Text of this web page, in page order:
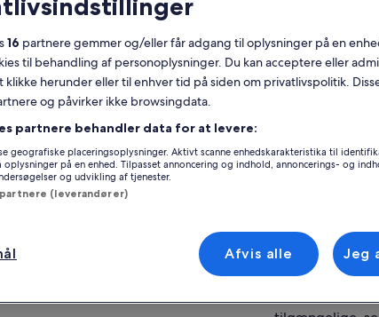
Udskrevet kupon
Øjeblikkelig
bekræftelse
Flere sprog
Maksimer tiden i Japan på en dagstur til Fuji-
bjerget og Hakone
En professionel engelsktalende rejseleder
Flersproget lydvejledning tilgængelig på 7
Mærk den vidunderlige natur i Fujis 5. station
Mt Fuji 5th
401-0320,
“LOVE” Statue
Shinjuku i-
163-1390,
Flere møde-/
16 partnere gemmer og/eller får adgang til oplysninger på en
til behandling af personoplysninger. Du kan acceptere eller
klikke herunder eller til enhver tid på siden om privatlivspolitik.
og påvirker ikke browsingdata.
partnere behandler data for at levere:
geografiske placeringsoplysninger. Aktivt scanne enhedskarakteristika til
på en enhed. Tilpasset annoncering og indhold, annoncerings- og
og udvikling af tjenester.
(leverandører)
Afvis alle Jeg